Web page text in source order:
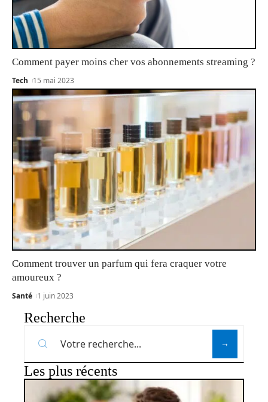
Comment payer moins cher vos abonnements streaming ?
Tech 15 mai 2023
Comment trouver un parfum qui fera craquer votre
amoureux ?
Santé 1 juin 2023
Recherche
Les plus récents